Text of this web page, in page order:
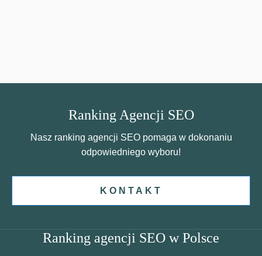
Ranking Agencji SEO
Nasz ranking agencji SEO pomaga w dokonaniu
odpowiedniego wyboru!
KONTAKT
Ranking agencji SEO w Polsce